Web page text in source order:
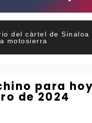
del cártel de Sinaloa
motosierra
para
de 2024